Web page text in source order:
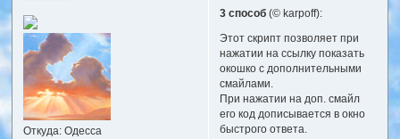
Откуда:Одесса
3 способ(© karpoff):
Этот скрипт позволяет при
нажатии на ссылку показать
окошко с дополнительными
смайлами.
При нажатии на доп. смайл
его код дописывается в окно
быстрого ответа.